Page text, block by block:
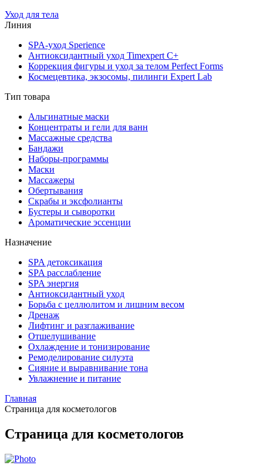
Уход для тела
Линия
SPA-уход Sperience
Антиоксидантный уход Timexpert C+
Коррекция фигуры и уход за телом Perfect Forms
Космецевтика, экзосомы, пилинги Expert Lab
Тип товара
Альгинатные маски
Концентраты и гели для ванн
Массажные средства
Бандажи
Наборы-программы
Маски
Массажеры
Обертывания
Скрабы и эксфолианты
Бустеры и сыворотки
Ароматические эссенции
Назначение
SPA детоксикация
SPA расслабление
SPA энергия
Антиоксидантный уход
Борьба с целлюлитом и лишним весом
Дренаж
Лифтинг и разглаживание
Отшелушивание
Охлаждение и тонизирование
Ремоделирование силуэта
Сияние и выравнивание тона
Увлажнение и питание
Главная
Страница для косметологов
Страница для косметологов